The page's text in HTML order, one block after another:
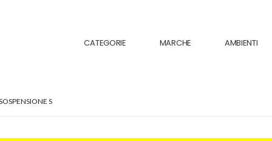
CATEGORIE MARCHE AMBIENTI
S